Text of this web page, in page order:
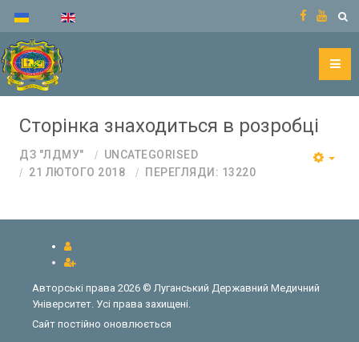
Сторінка знаходиться в розробці
ДЗ "ЛДМУ"
UNCATEGORISED
21 ЛЮТОГО 2018
ПЕРЕГЛЯДИ: 13220
Авторські права 2026 © Луганський Державний Медичний
Університет. Усі права захищені.
Сайт постійно оновлюється